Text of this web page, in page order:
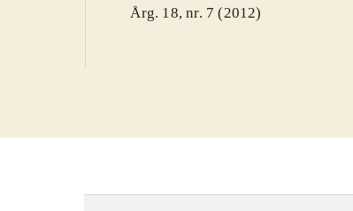
Årg. 18, nr. 7 (2012)